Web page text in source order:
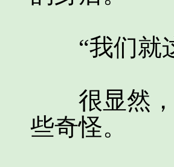
“我们就
很显然，
些奇怪。